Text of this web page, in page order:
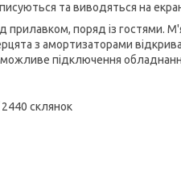
та виводяться на
поряд із гостями.
з амортизаторами
підключення
склянок